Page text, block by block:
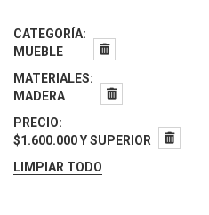
CATEGORÍA
MUEBLE
MATERIALES
MADERA
PRECIO
$1.600.000 Y SUPERIOR
LIMPIAR TODO